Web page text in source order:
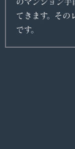
てきます。その
です。